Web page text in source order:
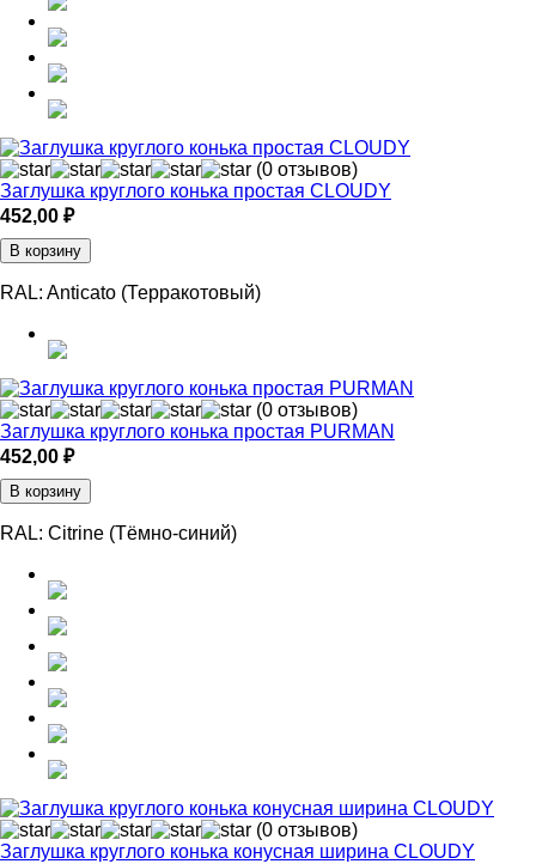
(0 отзывов)
Заглушка круглого конька простая CLOUDY
452,00 ₽
В корзину
RAL: Anticato (Терракотовый)
(0 отзывов)
Заглушка круглого конька простая PURMAN
452,00 ₽
В корзину
RAL: Citrine (Тёмно-синий)
(0 отзывов)
Заглушка круглого конька конусная ширина CLOUDY